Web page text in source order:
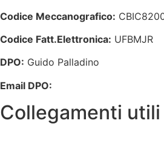
Codice Meccanografico:
Codice Fatt.Elettronica: UFBMJR
DPO: Guido Palladino
Email DPO:
Collegamenti utili